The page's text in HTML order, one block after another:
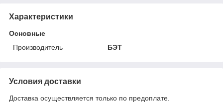
Характеристики
Основные
Производитель
БЭТ
Условия доставки
Доставка осуществляется только по предоплате.